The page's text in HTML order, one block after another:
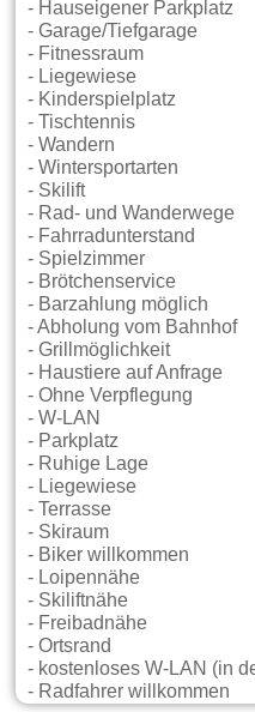
- Hauseigener Parkplatz
- Garage/Tiefgarage
- Fitnessraum
- Liegewiese
- Kinderspielplatz
- Tischtennis
- Wandern
- Wintersportarten
- Skilift
- Rad- und Wanderwege
- Fahrradunterstand
- Spielzimmer
- Brötchenservice
- Barzahlung möglich
- Abholung vom Bahnhof
- Grillmöglichkeit
- Haustiere auf Anfrage
- Ohne Verpflegung
- W-LAN
- Parkplatz
- Ruhige Lage
- Liegewiese
- Terrasse
- Skiraum
- Biker willkommen
- Loipennähe
- Skiliftnähe
- Freibadnähe
- Ortsrand
- kostenloses W-LAN (in
- Radfahrer willkommen